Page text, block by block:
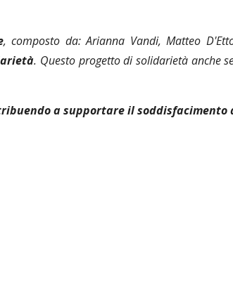
, composto da: Arianna Vandi, Matteo
. Questo progetto di solidarietà anche
a supportare il